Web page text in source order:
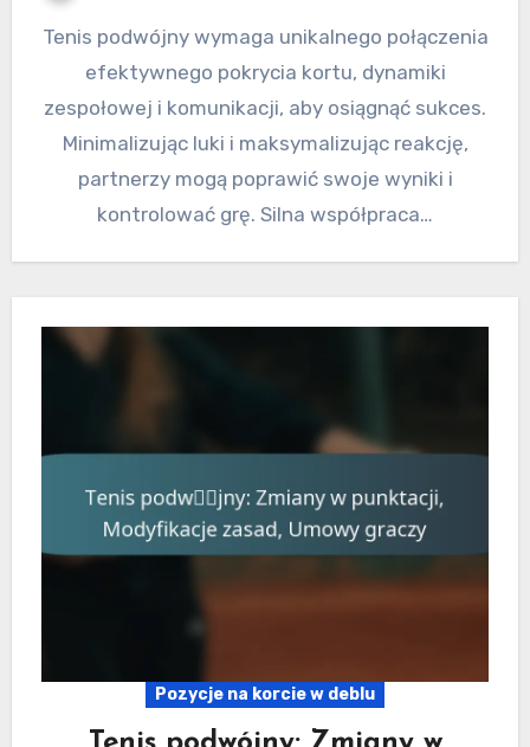
Tenis podwójny wymaga unikalnego połączenia
efektywnego pokrycia kortu, dynamiki
zespołowej i komunikacji, aby osiągnąć sukces.
Minimalizując luki i maksymalizując reakcję,
partnerzy mogą poprawić swoje wyniki i
kontrolować grę. Silna współpraca…
Pozycje na korcie w deblu